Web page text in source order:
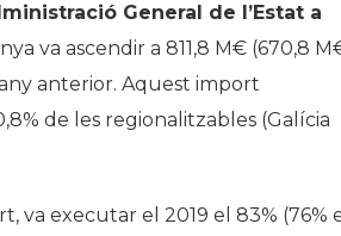
General de l’Estat a
va ascendir a 811,8 M€ (670,8
anterior. Aquest import
de les regionalitzables (Galícia
va executar el 2019 el 83% (76%